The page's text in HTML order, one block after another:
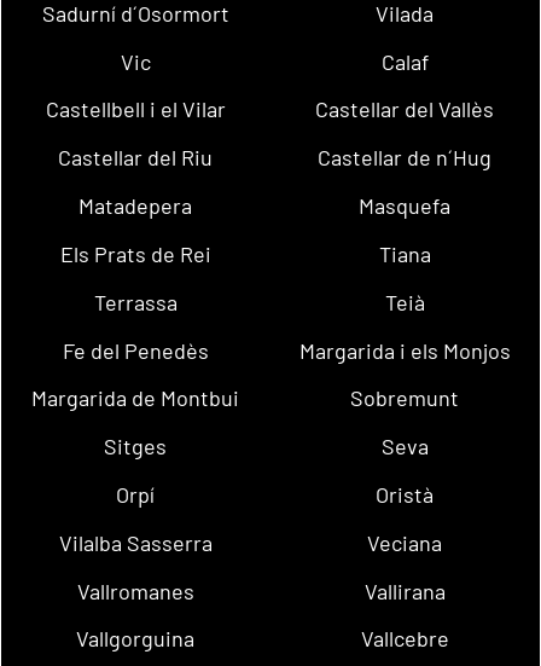
Sadurní d´Osormort
Vilada
Vic
Calaf
Castellbell i el Vilar
Castellar del Vallès
Castellar del Riu
Castellar de n´Hug
Matadepera
Masquefa
Els Prats de Rei
Tiana
Terrassa
Teià
Fe del Penedès
Margarida i els Monjos
Margarida de Montbui
Sobremunt
Sitges
Seva
Orpí
Oristà
Vilalba Sasserra
Veciana
Vallromanes
Vallirana
Vallgorguina
Vallcebre